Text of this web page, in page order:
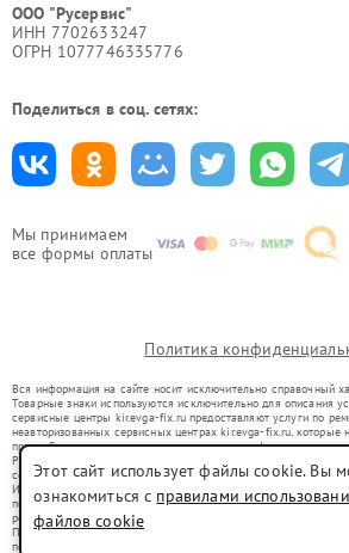
Мы принимаем
все формы оплаты
ООО "Русервис"
ИНН 7702633247
ОГРН 1077746335776
Поделиться в соц. сетях:
Политика
Вся информация на сайте носит исключительно справочный
Товарные знаки используются исключительно для описания
сервисные центры kir.evga-fix.ru предоставляют услуги по
неавторизованных сервисных центрах kir.evga-fix.ru, которые
правообладателями товарных знаков или их официальными
Ремонт осуществляется для устройств, уже введенных в
со статьей 1487 ГК РФ.
Использование товарных знаков не преследует цели
потребителей в заблуждение, а служит для информирования о
ремонту техники указанных брендов.
Представленная на сайте информация не является публичной
положениями Статьи 437(2) Гражданского кодекса РФ
Этот сайт использует файлы cookie. Вы
ознакомиться с правилами
файлов cookie